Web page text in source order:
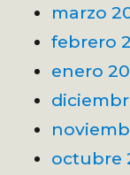
marzo
febrero
enero
octubre